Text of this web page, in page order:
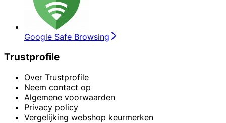
Google Safe Browsing
Trustprofile
Over Trustprofile
Neem contact op
Algemene voorwaarden
Privacy policy
Vergelijking webshop keurmerken